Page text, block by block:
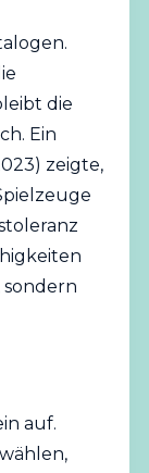
die
Ein
zeigte,
sondern
auf.